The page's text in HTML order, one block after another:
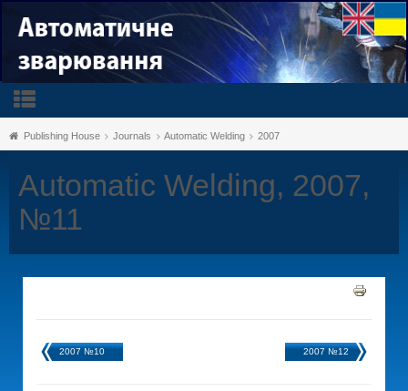
Publishing House Journals Automatic Welding 2007
Automatic Welding, 2007,
№11
2007 №10 2007 №12